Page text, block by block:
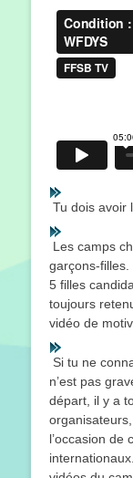
Tu dois avoir
Les camps
garçons-
5 filles
toujours
vidéo de
Si tu ne
n’est pas
départ, il y a
l’occasion de